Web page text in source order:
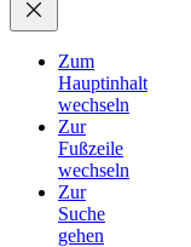
Zum
Hauptinhalt
wechseln
Zur
Fußzeile
wechseln
Zur
Suche
gehen